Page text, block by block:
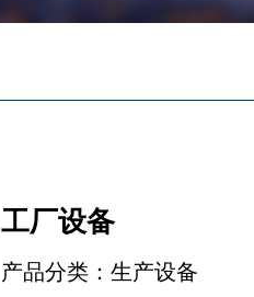
工厂设备
产品分类：生产设备